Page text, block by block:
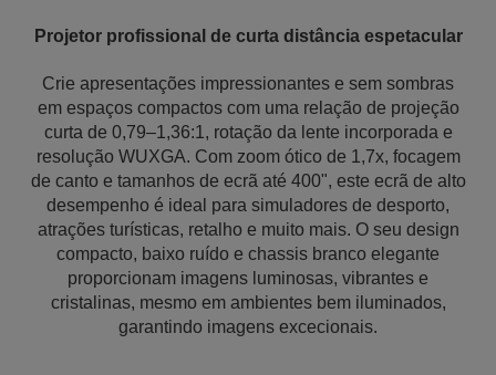
Projetor profissional de curta distância espetacular
Crie apresentações impressionantes e sem sombras
em espaços compactos com uma relação de projeção
curta de 0,79–1,36:1, rotação da lente incorporada e
resolução WUXGA. Com zoom ótico de 1,7x, focagem
de canto e tamanhos de ecrã até 400", este ecrã de alto
desempenho é ideal para simuladores de desporto,
atrações turísticas, retalho e muito mais. O seu design
compacto, baixo ruído e chassis branco elegante
proporcionam imagens luminosas, vibrantes e
cristalinas, mesmo em ambientes bem iluminados,
garantindo imagens excecionais.